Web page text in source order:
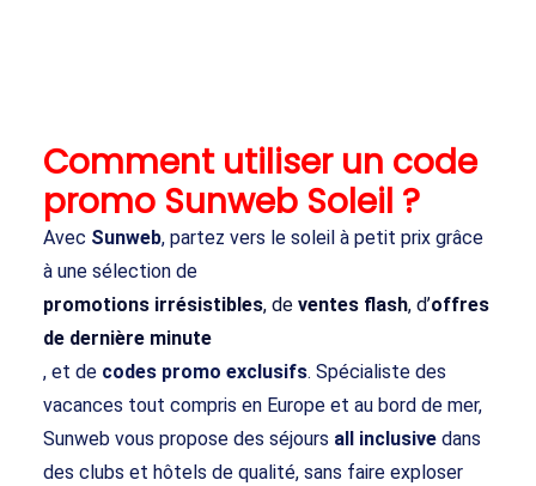
Comment utiliser un code
promo Sunweb Soleil ?
Avec Sunweb, partez vers le soleil à petit prix grâce
à une sélection de
promotions irrésistibles, de ventes flash, d’offres
de dernière minute
, et de codes promo exclusifs. Spécialiste des
vacances tout compris en Europe et au bord de mer,
Sunweb vous propose des séjours all inclusive dans
des clubs et hôtels de qualité, sans faire exploser